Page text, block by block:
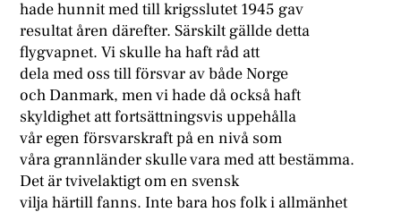
hade hunnit med till krigsslutet 1945 gav
resultat åren därefter. Särskilt gällde detta
flygvapnet. Vi skulle ha haft råd att
dela med oss till försvar av både Norge
och Danmark, men vi hade då också haft
skyldighet att fortsättningsvis uppehålla
vår egen försvarskraft på en nivå som
våra grannländer skulle vara med att bestämma.
Det är tvivelaktigt om en svensk
vilja härtill fanns. Inte bara hos folk i allmänhet